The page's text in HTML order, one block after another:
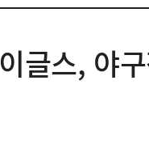
글스, 야